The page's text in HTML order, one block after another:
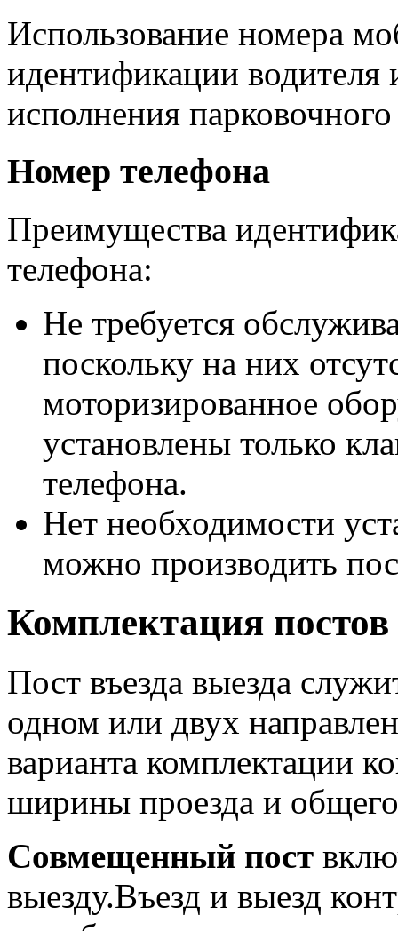
Использование номера
идентификации водителя
исполнения
Номер телефона
Преимущества
телефона:
Не требуется
поскольку на них
моторизированное
установлены только
телефона.
Нет необходимости
можно производить
Комплектация постов
Пост въезда выезда
одном или двух
варианта комплектации
ширины проезда и общего
Совмещенный пост
выезду.Въезд и выезд